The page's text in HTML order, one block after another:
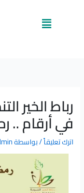
القائمة
في أرقام ..
اترك تعليقاً/ بواسطة